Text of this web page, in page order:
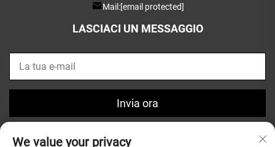
Mail:[email protected]
LASCIACI UN MESSAGGIO
Invia ora
We value your privacy